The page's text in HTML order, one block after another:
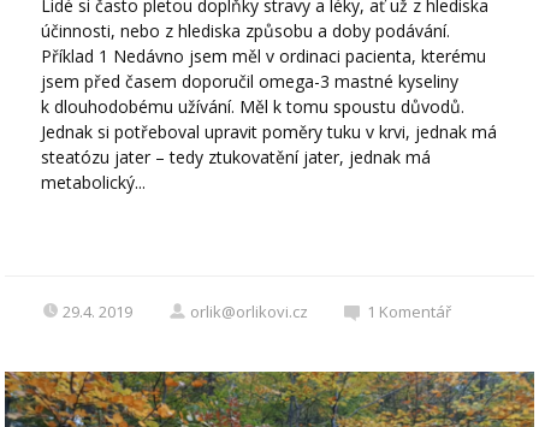
Lidé si často pletou doplňky stravy a léky, ať už z hlediska
účinnosti, nebo z hlediska způsobu a doby podávání.
Příklad 1 Nedávno jsem měl v ordinaci pacienta, kterému
jsem před časem doporučil omega-3 mastné kyseliny
k dlouhodobému užívání. Měl k tomu spoustu důvodů.
Jednak si potřeboval upravit poměry tuku v krvi, jednak má
steatózu jater – tedy ztukovatění jater, jednak má
metabolický...
29.4. 2019 orlik@orlikovi.cz 1 Komentář